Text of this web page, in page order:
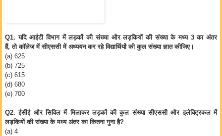
Q1.यदि आईटी विभाग में लड़कों की संख्या और लड़कियों की संख्या के मध्य 3का अंतर
हैं,तो कॉलेज में सीएससी में अध्ययन कर रहे विद्यार्थियों की कुल संख्या ज्ञात कीजिए।
(a) 625
(b) 725
(c) 615
(d) 680
(e) 700
Q2.ईसीई और सिविल में मिलाकर लड़कों की कुल संख्या सीएससी और इलेक्ट्रिकल में
लड़कियों की संख्या के मध्य अंतर का कितना गुना है?
(a) 4